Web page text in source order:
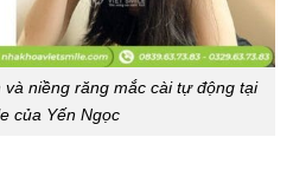
niềng răng mắc cài tự động tại
của Yến Ngọc